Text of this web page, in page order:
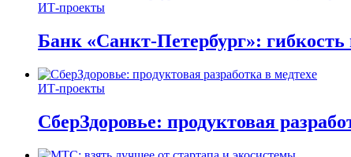
ИТ-проекты
Банк «Санкт-Петербург»:
ИТ-проекты
СберЗдоровье: продуктовая